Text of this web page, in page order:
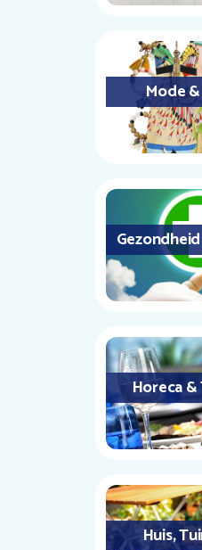
Mode
Horeca
Huis,